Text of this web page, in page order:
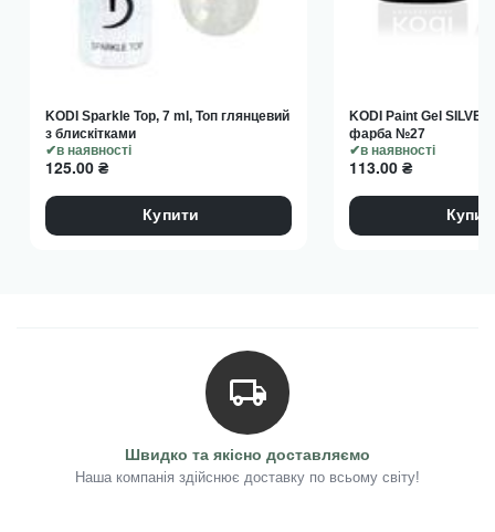
в наявності
KODI Sparkle Top, 7 ml, Топ глянцевий
з блискітками
125.00 ₴
Купити
в наявності
KODI Paint Gel
фарба №27
113.00 ₴
Швидко та якісно доставляємо
Наша компанія здійснює доставку по всьому світу!